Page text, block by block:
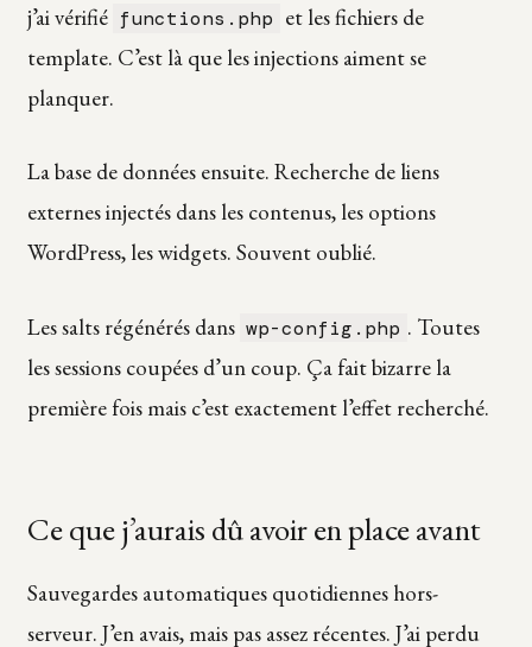
j’ai vérifié functions.php et les fichiers de
template. C’est là que les injections aiment se
planquer.
La base de données ensuite. Recherche de liens
externes injectés dans les contenus, les options
WordPress, les widgets. Souvent oublié.
Les salts régénérés dans wp-config.php . Toutes
les sessions coupées d’un coup. Ça fait bizarre la
première fois mais c’est exactement l’effet recherché.
Ce que j’aurais dû avoir en place avant
Sauvegardes automatiques quotidiennes hors-
serveur. J’en avais, mais pas assez récentes. J’ai perdu